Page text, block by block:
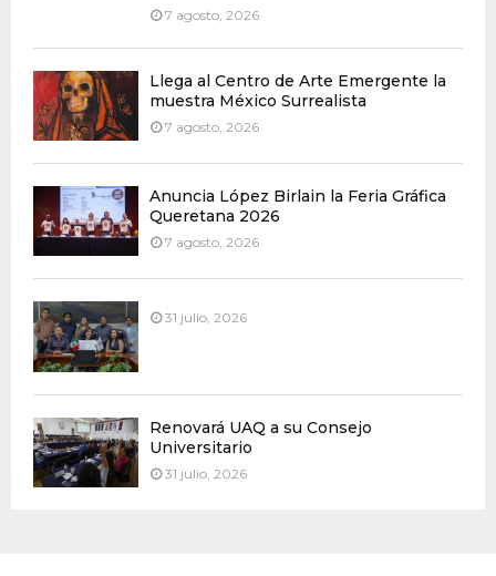
7 agosto, 2026
Llega al Centro de Arte Emergente la
muestra México Surrealista
7 agosto, 2026
Anuncia López Birlain la Feria Gráfica
Queretana 2026
7 agosto, 2026
31 julio, 2026
Renovará UAQ a su Consejo
Universitario
31 julio, 2026